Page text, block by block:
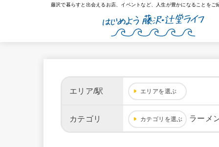
藤沢で暮らすと出会えるお店、イベントなど、人生が豊かになることをご
エリア/駅 エリアを選ぶ
カテゴリ カテゴリを選ぶ ラーメ